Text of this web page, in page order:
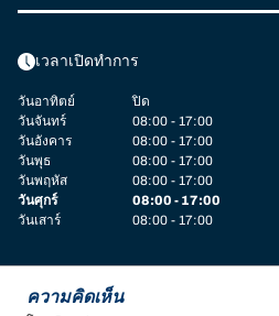
เวลาเปิดทำการ
วันอาทิตย์
ปิด
วันจันทร์
08:00 - 17:00
วันอังคาร
08:00 - 17:00
วันพุธ
08:00 - 17:00
วันพฤหัส
08:00 - 17:00
วันศุกร์
08:00 - 17:00
วันเสาร์
08:00 - 17:00
ความคิดเห็น